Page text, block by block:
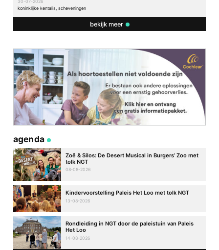
koninklijke kentalis, scheveningen
bekijk meer
agenda
Zoë & Silos: De Desert Musical in Burgers’ Zoo met
tolk NGT
08-08-2026
Kindervoorstelling Paleis Het Loo met tolk NGT
13-08-2026
Rondleiding in NGT door de paleistuin van Paleis
Het Loo
14-08-2026